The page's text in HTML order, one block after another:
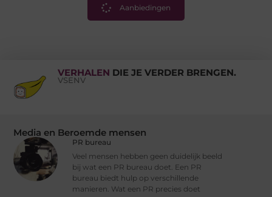
Aanbiedingen
VERHALEN DIE JE VERDER BRENGEN.
VSENV
Media en Beroemde mensen
PR bureau
Veel mensen hebben geen duidelijk beeld
bij wat een PR bureau doet. Een PR
bureau biedt hulp op verschillende
manieren. Wat een PR precies doet